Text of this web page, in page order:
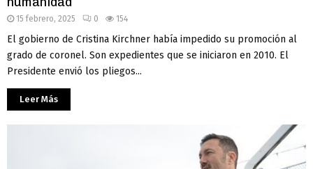
15 febrero, 2025 0 154
El gobierno de Cristina Kirchner había impedido su promoción al
grado de coronel. Son expedientes que se iniciaron en 2010. El
Presidente envió los pliegos...
Leer Más